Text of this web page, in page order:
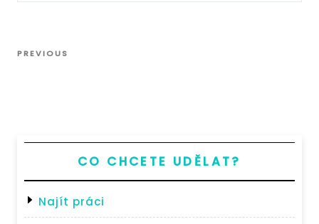
Navigace
Previous
PREVIOUS
CO CHCETE UDĚLAT?
Najít práci